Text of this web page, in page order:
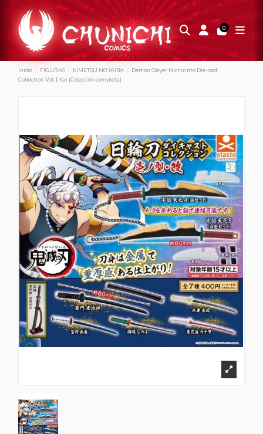
0
Inicio FIGURAS KIMETSU NO YAIBA
Demon Slayer Nichirinto Die-cast
Collection Vol.1.Kai (Colección completa)